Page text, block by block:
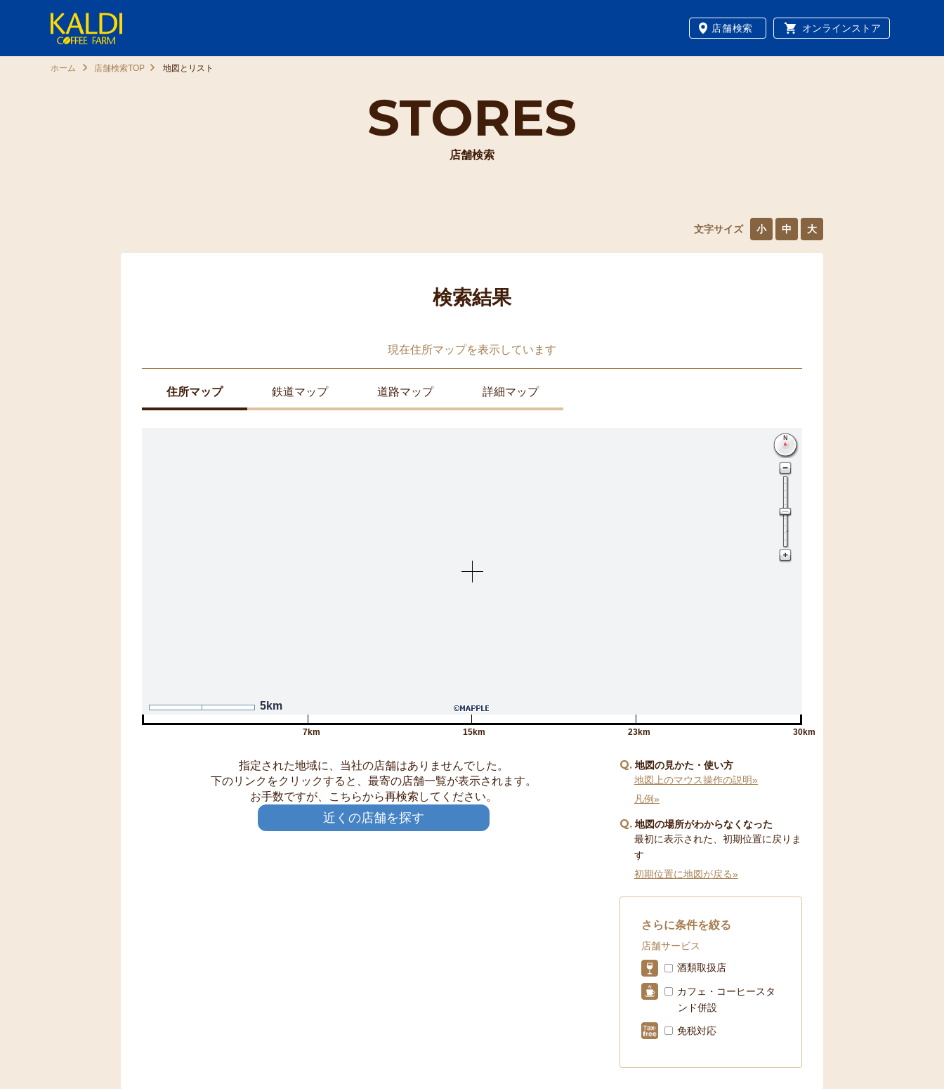
店舗検索 オンラインストア
STORES
店舗検索
ホーム 店舗検索TOP 地図とリスト
文字サイズ 小 中 大
検索結果
現在住所マップを表示しています
住所マップ 鉄道マップ 道路マップ 詳細マップ
5km
7km 15km 23km 30km
指定された地域に、当社の店舗はありませんでした。
下のリンクをクリックすると、最寄の店舗一覧が表示されます。
お手数ですが、こちらから再検索してください。
近くの店舗を探す
Q 地図の見かた・使い方
地図上のマウス操作の説明»
凡例»
Q 地図の場所がわからなくなった
最初に表示された、初期位置に戻りま
す
初期位置に地図が戻る»
さらに条件を絞る
店舗サービス
酒類取扱店
カフェ・コーヒースタ
ンド併設
免税対応